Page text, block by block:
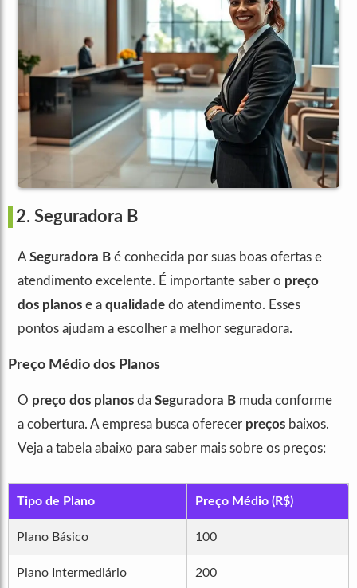
2. Seguradora B
A Seguradora B é conhecida por suas boas ofertas e
atendimento excelente. É importante saber o preço
dos planos e a qualidade do atendimento. Esses
pontos ajudam a escolher a melhor seguradora.
Preço Médio dos Planos
O preço dos planos da Seguradora B muda conforme
a cobertura. A empresa busca oferecer preços baixos.
Veja a tabela abaixo para saber mais sobre os preços:
Tipo de Plano Preço Médio (R$)
Plano Básico 100
Plano Intermediário 200